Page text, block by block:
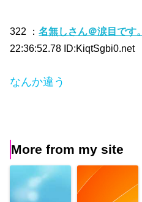
322 ：名無しさん＠涙目です。
22:36:52.78 ID:KiqtSgbi0.net
なんか違う
More from my site